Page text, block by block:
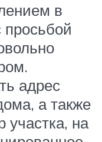
в
просьбой
адрес
а также
участка, на